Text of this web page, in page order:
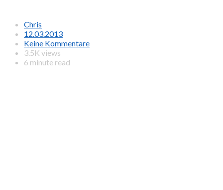
Chris
12.03.2013
Keine Kommentare
3.5K views
6 minute read